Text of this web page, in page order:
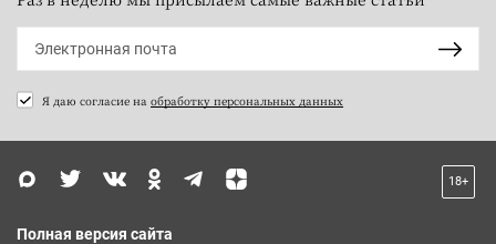
Я даю согласие на обработку персональных данных
18+
Полная версия сайта